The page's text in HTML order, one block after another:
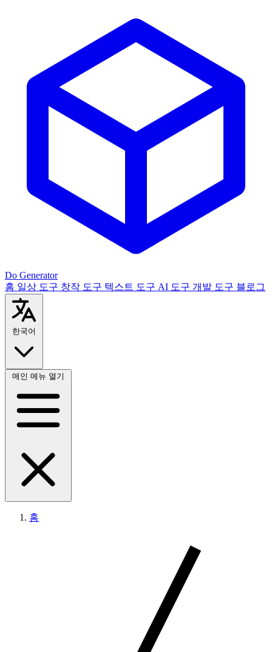
Do Generator
홈 일상 도구 창작 도구 텍스트 도구 AI 도구 개발 도구 블로그
한국어
메인 메뉴 열기
홈